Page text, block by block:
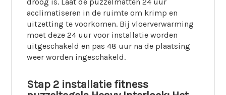
acclimatiseren in de ruimte om krimp en
uitzetting te voorkomen. Bij vloerverwarming
moet deze 24 uur voor installatie worden
uitgeschakeld en pas 48 uur na de plaatsing
weer worden ingeschakeld.
Stap 2 installatie fitness